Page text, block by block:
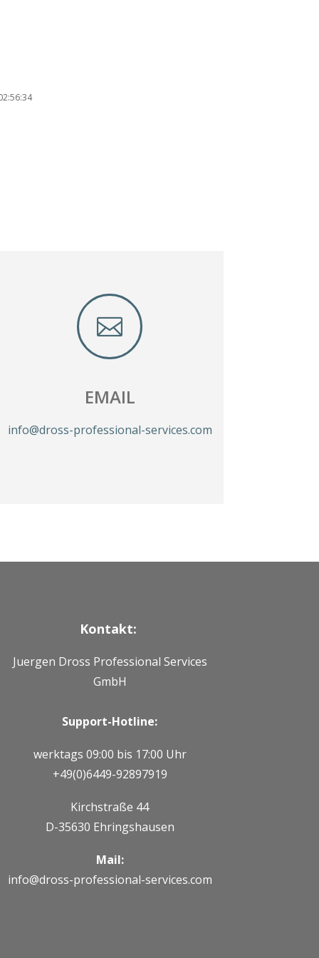

EMAIL
info@dross-professional-services.com
Kontakt:
Juergen Dross Professional Services
GmbH
Support-Hotline:
werktags 09:00 bis 17:00 Uhr
+49(0)6449-92897919
Kirchstraße 44
D-35630 Ehringshausen
Mail:
info@dross-professional-services.com